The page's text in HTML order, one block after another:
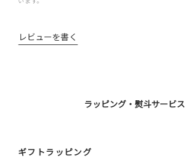
レビューを書く
ラッピング・熨斗サービス
ギフトラッピング